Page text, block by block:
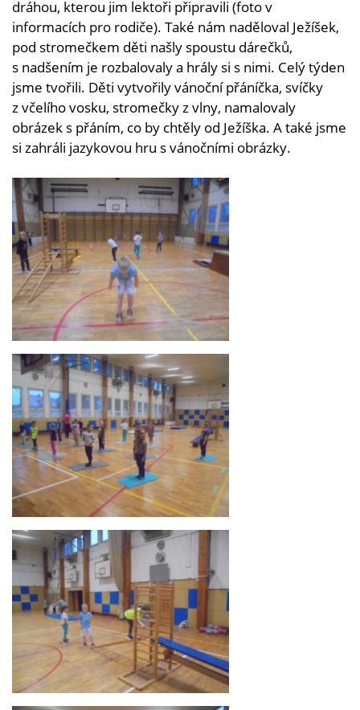
dráhou, kterou jim lektoři připravili (foto v
informacích pro rodiče). Také nám naděloval Ježíšek,
pod stromečkem děti našly spoustu dárečků,
s nadšením je rozbalovaly a hrály si s nimi. Celý týden
jsme tvořili. Děti vytvořily vánoční přáníčka, svíčky
z včelího vosku, stromečky z vlny, namalovaly
obrázek s přáním, co by chtěly od Ježíška. A také jsme
si zahráli jazykovou hru s vánočními obrázky.